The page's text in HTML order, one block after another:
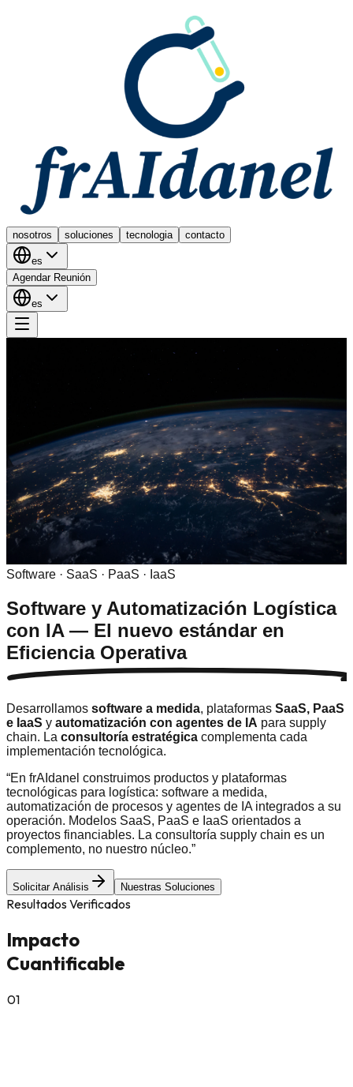
nosotros soluciones tecnologia contacto
es
Agendar Reunión
es
Software · SaaS · PaaS · IaaS
Software y Automatización Logística
con IA — El nuevo estándar en
Eficiencia Operativa
Desarrollamos software a medida, plataformas SaaS, PaaS
e IaaS y automatización con agentes de IA para supply
chain. La consultoría estratégica complementa cada
implementación tecnológica.
“En frAIdanel construimos productos y plataformas
tecnológicas para logística: software a medida,
automatización de procesos y agentes de IA integrados a su
operación. Modelos SaaS, PaaS e IaaS orientados a
proyectos financiables. La consultoría supply chain es un
complemento, no nuestro núcleo.”
Solicitar Análisis Nuestras Soluciones
Resultados Verificados
Impacto
Cuantificable
01